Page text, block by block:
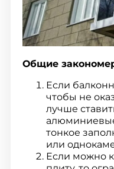
Общие
Если
чтобы не
лучше
тонкое
или
Если можно